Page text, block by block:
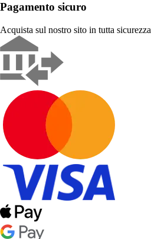
Pagamento sicuro
Acquista sul nostro sito in tutta sicurezza